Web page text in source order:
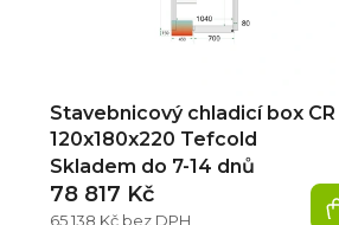
Stavebnicový chladicí box CR
120x180x220 Tefcold
Skladem do 7-14 dnů
65 138 Kč bez DPH
78 817 Kč